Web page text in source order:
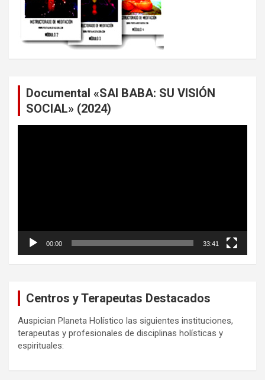
Documental «SAI BABA: SU VISIÓN
SOCIAL» (2024)
00:00 33:41
Centros y Terapeutas Destacados
Auspician Planeta Holístico las siguientes instituciones,
terapeutas y profesionales de disciplinas holísticas y
espirituales: